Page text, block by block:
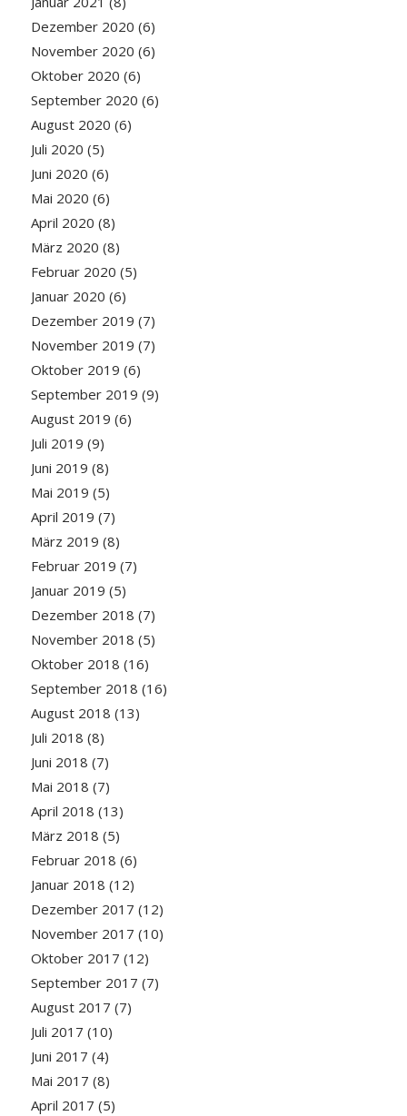
Dezember 2020 (6)
November 2020 (6)
Oktober 2020 (6)
September 2020 (6)
August 2020 (6)
Juli 2020 (5)
Juni 2020 (6)
Mai 2020 (6)
April 2020 (8)
März 2020 (8)
Februar 2020 (5)
Januar 2020 (6)
Dezember 2019 (7)
November 2019 (7)
Oktober 2019 (6)
September 2019 (9)
August 2019 (6)
Juli 2019 (9)
Juni 2019 (8)
Mai 2019 (5)
April 2019 (7)
März 2019 (8)
Februar 2019 (7)
Januar 2019 (5)
Dezember 2018 (7)
November 2018 (5)
Oktober 2018 (16)
September 2018 (16)
August 2018 (13)
Juli 2018 (8)
Juni 2018 (7)
Mai 2018 (7)
April 2018 (13)
März 2018 (5)
Februar 2018 (6)
Januar 2018 (12)
Dezember 2017 (12)
November 2017 (10)
Oktober 2017 (12)
September 2017 (7)
August 2017 (7)
Juli 2017 (10)
Juni 2017 (4)
Mai 2017 (8)
April 2017 (5)